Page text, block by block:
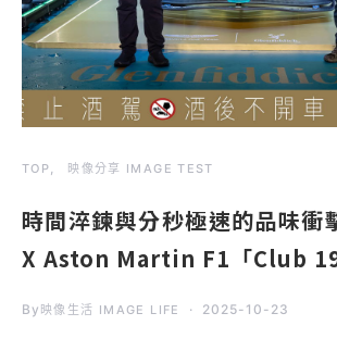
TOP 映像分享 IMAGE TEST
時間淬鍊與分秒極速的品味衝
X Aston Martin F1「Club
By 映像生活 IMAGE LIFE 2025-10-23